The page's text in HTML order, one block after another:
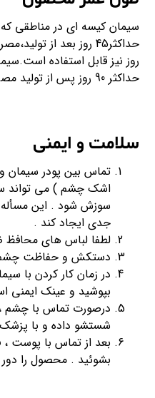
سيمان كيسه اي در مناطقي
روز نيز قابل استفاده
حداکثر 90 روز پس از تولید مصرف شود .
سلامت و ایمنی
تماس بین پودر سیمان
اشک چشم ) می تواند
سوزش شود . این
جدی ایجاد کند .
لطفا لباس های
دستکش و حفاظت
در زمان کار کردن با
بپوشید و عینک ایمنی
درصورت تماس با چشم ،
شستشو داده و با
بعد از تماس با پوست ،
بشوئید . محصول را